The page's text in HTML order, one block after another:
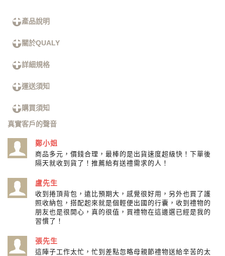
產品說明
關於QUALY
詳細規格
運送須知
購買須知
真實客戶的聲音
鄭小姐
商品多元，價錢合理，最棒的是出貨速度超級快！下單後
隔天就收到貨了！推薦給有送禮需求的人！
盧先生
收到捲頂背包，遠比預期大，感覺很好用，另外也買了護
照收納包，搭配起來就是個輕便出國的行囊，收到禮物的
朋友也是很開心，真的很值，買禮物在這邊選已經是我的
習慣了！
張先生
這陣子工作太忙，忙到差點忽略母親節禮物送給辛苦的太